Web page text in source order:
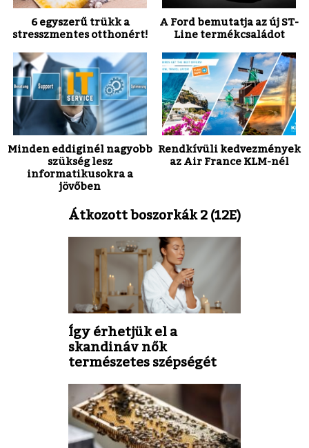
6 egyszerű trükk a
stresszmentes otthonért!
A Ford bemutatja az új ST-
Line termékcsaládot
Minden eddiginél nagyobb
szükség lesz
informatikusokra a
jövőben
Rendkívüli kedvezmények
az Air France KLM-nél
Átkozott boszorkák 2 (12E)
Így érhetjük el a
skandináv nők
természetes szépségét